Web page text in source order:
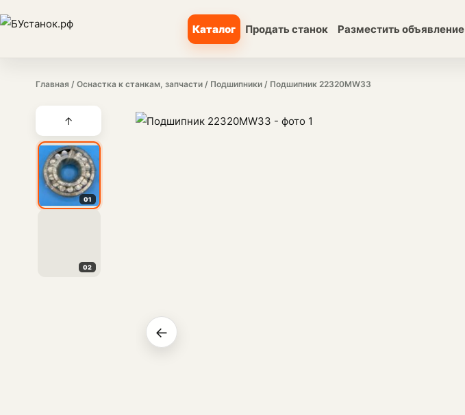
Каталог Продать станок Разместить объявление
Главная / Оснастка к станкам, запчасти / Подшипники / Подшипник 22320MW33
↑
01
02
←